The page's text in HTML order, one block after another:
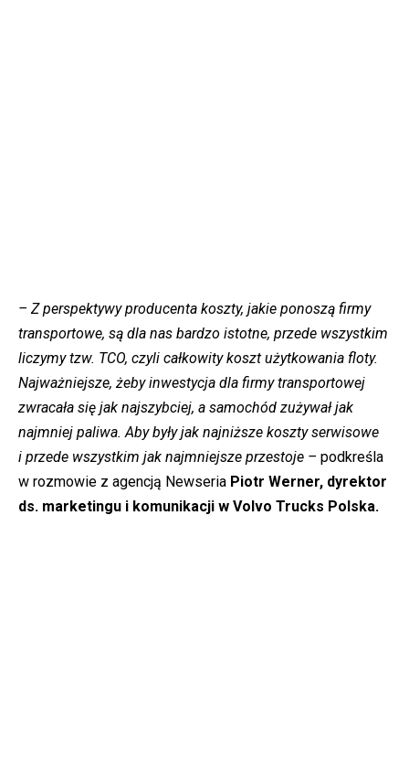
– Z perspektywy producenta koszty, jakie ponoszą firmy
transportowe, są dla nas bardzo istotne, przede wszystkim
liczymy tzw. TCO, czyli całkowity koszt użytkowania floty.
Najważniejsze, żeby inwestycja dla firmy transportowej
zwracała się jak najszybciej, a samochód zużywał jak
najmniej paliwa. Aby były jak najniższe koszty serwisowe
i przede wszystkim jak najmniejsze przestoje – podkreśla
w rozmowie z agencją Newseria Piotr Werner, dyrektor
ds. marketingu i komunikacji w Volvo Trucks Polska.